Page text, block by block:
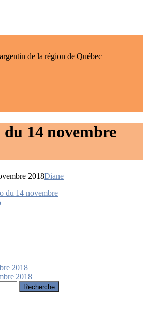
de la région de Québec
14 novembre
2018Diane
du 14 novembre
2018
2018